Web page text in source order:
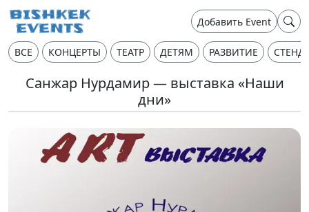
Добавить Event
ВСЕ КОНЦЕРТЫ ТЕАТР ДЕТЯМ РАЗВИТИЕ
Санжар Нурдамир — выставка «Наши
дни»